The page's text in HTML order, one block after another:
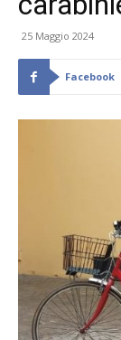
25 Maggio 2024
Facebook